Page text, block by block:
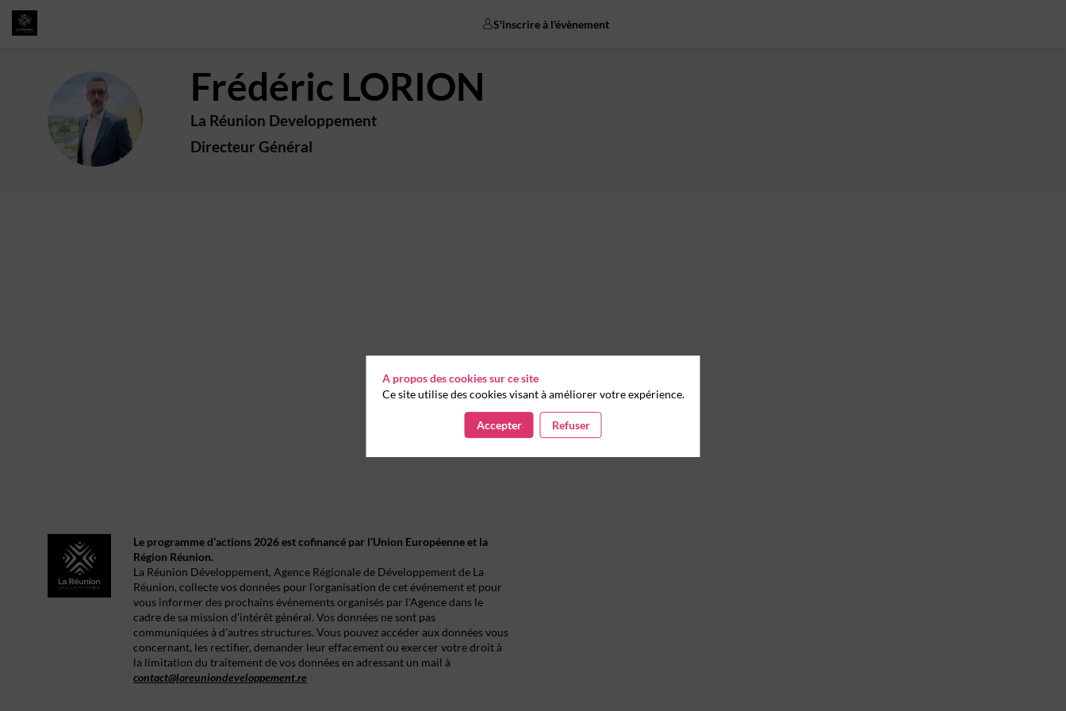
S'inscrire à l'évènement
FL
Frédéric LORION
La Réunion Developpement
Directeur Général
Le programme d’actions 2026 est cofinancé par l’Union Européenne et la
Région Réunion.
La Réunion Développement, Agence Régionale de Développement de La
Réunion, collecte vos données pour l'organisation de cet événement et pour
vous informer des prochains évènements organisés par l'Agence dans le
cadre de sa mission d'intérêt général. Vos données ne sont pas
communiquées à d'autres structures. Vous pouvez accéder aux données vous
concernant, les rectifier, demander leur effacement ou exercer votre droit à
la limitation du traitement de vos données en adressant un mail à
contact@lareuniondeveloppement.re
A propos des cookies sur ce site
Ce site utilise des cookies visant à améliorer votre expérience.
Accepter Refuser